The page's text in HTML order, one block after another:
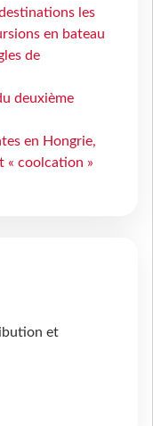
les
en bateau
de
deuxième
en Hongrie,
« coolcation »
et